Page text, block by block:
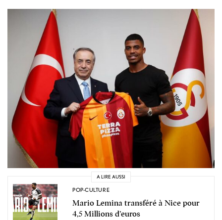
A LIRE AUSSI
POP-CULTURE
Mario Lemina transféré à Nice pour
4,5 Millions d’euros